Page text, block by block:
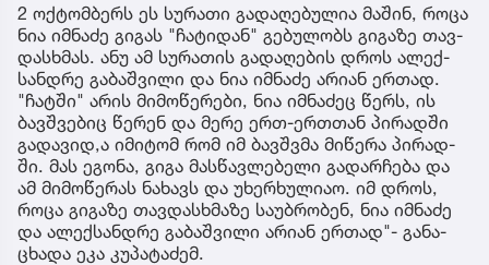
2 ოქ­ტომ­ბერს ეს სუ­რა­თი გა­და­ღე­ბუ­ლია მა­შინ, როცა
ნია იმ­ნა­ძე გი­გას "ჩა­ტი­დან" გე­ბუ­ლობს გი­გა­ზე თავ­
დას­ხმას. ანუ ამ სუ­რა­თის გა­და­ღე­ბის დროს ალექ­
სან­დრე გა­ბაშ­ვი­ლი და ნია იმ­ნა­ძე არი­ან ერ­თად.
"ჩატ­ში" არის მი­მო­წე­რე­ბი, ნია იმ­ნა­ძეც წერს, ის
ბავ­შვე­ბიც წე­რენ და მერე ერთ-ერ­თთან პი­რად­ში
გა­და­ვი­დ,ა იმი­ტომ რომ იმ ბავ­შვმა მი­წე­რა პი­რად­
ში. მას ეგო­ნა, გიგა მას­წავ­ლე­ბე­ლი გა­დარ­ჩე­ბა და
ამ მი­მო­წე­რას ნა­ხავს და უხერ­ხუ­ლი­აო. იმ დროს,
როცა გი­გა­ზე თავ­დას­ხმა­ზე სა­უბ­რო­ბენ, ნია იმ­ნა­ძე
და ალექ­სან­დრე გა­ბაშ­ვი­ლი არი­ან ერ­თად"- გა­ნა­
ცხა­და ეკა კუ­პა­ტა­ძემ.